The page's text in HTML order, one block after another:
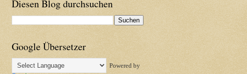
Diesen Blog durchsuchen
Google Übersetzer
Powered by